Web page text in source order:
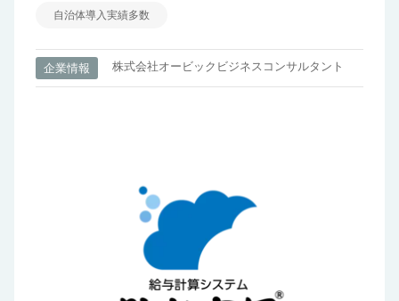
自治体導入実績多数
企業情報 株式会社オービックビジネスコンサルタント